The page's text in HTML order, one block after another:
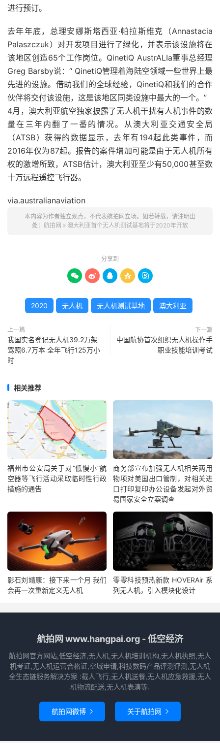
进行预订。
去年年底，总理安娜斯塔西亚·帕拉斯维克（Annastacia
Palaszczuk）对开发项目进行了绿化，并表示该设施将在
该地区创造65个工作岗位。QinetiQ AustrALIa董事总经理
Greg Barsby说：“ QinetiQ管理着海陆空领域一些世界上最
先进的设施。借助我们的全球经验，QinetiQ和我们的合作
伙伴将交付该设施，这是该地区同类设施中最大的一个。”
4月，澳大利亚航空独家披露了无人机干扰有人机事件的数
量在三年内翻了一番的情况。从澳大利亚交通安全局
（ATSB）获得的数据显示，去年有194起此类事件，而
2016年仅为87起。报告的案件增加可能是由于无人机所有
权的激增所致，ATSB估计，澳大利亚至少有50,000甚至数
十万远程遥控飞行器。
via.australianaviation
本内容为作者独立观点，不代表航拍网立场。如若转载，请注明出
处： 航拍网 » 澳大利亚首个无人机测试基地将于2020年开放
分享到
    
2020 无人机 无人机测试基地 澳大利亚
上一篇
我国实名登记无人机39.2万架
驾照6.7万本 全年飞行125万小
时
下一篇
中国航协首次组织无人机操作手
职业技能培训考试
相关推荐
福州市公安局关于对“低慢小”航
空器等飞行活动采取临时性行政
措施的通告
商务部宣布加强无人机相关两用
物项对美国出口管制，对相关进
口打印复印办公设备发起对外贸
易国家安全立案调查
影石刘靖康：接下来一个月 我们
会再一次重新定义无人机
零零科技预热新款 HOVERAir 系
列无人机，引入模块化设计
航拍网 www.hangpai.org - 低空经济
航拍网官方网站,低空经济,无人机,无人机培训机构,无人机执照,无人
机考证,无人机运营合格证,空域申请,科技数码产品评测评测,无人机
全生态链服务解决方案 :载人飞行,无人机送餐,无人机应急救援,无人
机物流配送,无人机表演等.
航拍网微博  关于航拍网 